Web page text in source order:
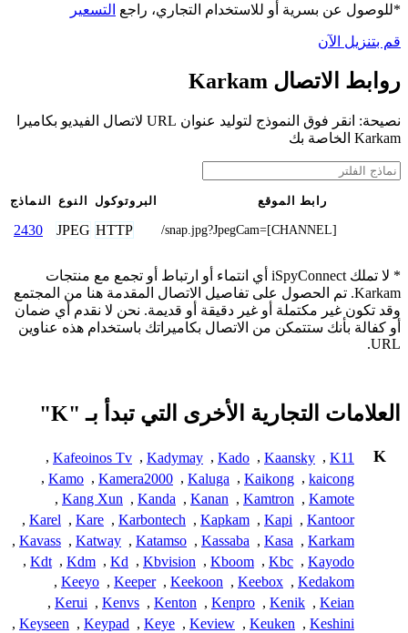
*للوصول عن بسرية أو للاستخدام التجاري، راجع التسعير
قم بتنزيل الآن
روابط الاتصال Karkam
نصيحة: انقر فوق النموذج لتوليد عنوان URL لاتصال الفيديو بكاميرا
Karkam الخاصة بك
النماذج النوع البروتوكول رابط الموقع
2430 JPEG HTTP /snap.jpg?JpegCam=[CHANNEL]
* لا تملك iSpyConnect أي انتماء أو ارتباط أو تجمع مع منتجات
Karkam. تم الحصول على تفاصيل الاتصال المقدمة هنا من المجتمع
وقد تكون غير مكتملة أو غير دقيقة أو قديمة. نحن لا نقدم أي ضمان
أو كفالة بأنك ستتمكن من الاتصال بكاميراتك باستخدام هذه عناوين
URL.
العلامات التجارية الأخرى التي تبدأ بـ "K"
K
K11
,
Kaansky
,
Kado
,
Kadymay
,
Kafeoinos Tv
,
kaicong
,
Kaikong
,
Kaluga
,
Kamera2000
,
Kamo
,
Kamote
,
Kamtron
,
Kanan
,
Kanda
,
Kang Xun
,
Kantoor
,
Kapi
,
Kapkam
,
Karbontech
,
Kare
,
Karel
,
Karkam
,
Kasa
,
Kassaba
,
Katamso
,
Katway
,
Kavass
,
Kayodo
,
Kbc
,
Kboom
,
Kbvision
,
Kd
,
Kdm
,
Kdt
,
Kedakom
,
Keebox
,
Keekoon
,
Keeper
,
Keeyo
,
Keian
,
Kenik
,
Kenpro
,
Kenton
,
Kenvs
,
Kerui
,
Keshini
,
Keuken
,
Keview
,
Keye
,
Keypad
,
Keyseen
,